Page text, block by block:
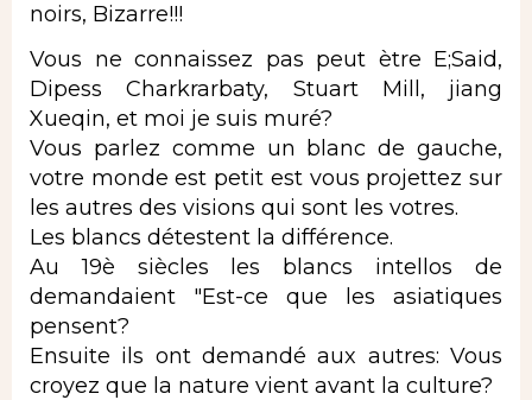
noirs, Bizarre!!!
Vous ne connaissez pas peut ètre E;Said,
Dipess Charkrarbaty, Stuart Mill, jiang
Xueqin, et moi je suis muré?
Vous parlez comme un blanc de gauche,
votre monde est petit est vous projettez sur
les autres des visions qui sont les votres.
Les blancs détestent la différence.
Au 19è siècles les blancs intellos de
demandaient "Est-ce que les asiatiques
pensent?
Ensuite ils ont demandé aux autres: Vous
croyez que la nature vient avant la culture?